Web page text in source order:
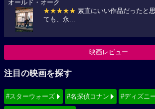
オールド・オーク
★★★★★ 素直にいい作品だったと
ても、永...
映画レビュー
注目の映画を探す
#スターウォーズ #名探偵コナン #ディズニ